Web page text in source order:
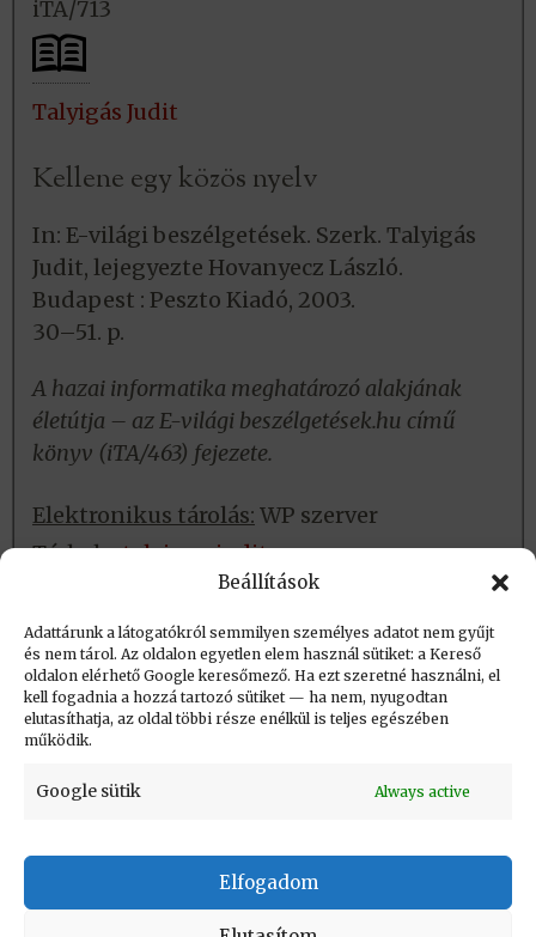
Beállítások
Adattárunk a látogatókról semmilyen személyes adatot nem gyűjt
és nem tárol. Az oldalon egyetlen elem használ sütiket: a Kereső
oldalon elérhető Google keresőmező. Ha ezt szeretné használni, el
kell fogadnia a hozzá tartozó sütiket — ha nem, nyugodtan
elutasíthatja, az oldal többi része enélkül is teljes egészében
működik.
Google sütik Always active
Elfogadom
iTA/713
Talyigás Judit
Kellene egy közös nyelv
In: E-világi beszélgetések. Szerk. Talyigás
Judit, lejegyezte Hovanyecz László.
Budapest : Peszto Kiadó, 2003.
30–51. p.
A hazai informatika meghatározó alakjának
életútja – az E-világi beszélgetések.hu című
könyv (iTA/463) fejezete.
Elektronikus tárolás: WP szerver
Tárhely:talyigas_judit
Létrehozva: 2017.04.24. 14:15
Utolsó módosítás: 2025.10.24. 08:27
Impresszum
Adatvédelmi tájékoztató